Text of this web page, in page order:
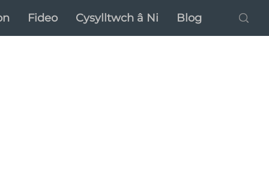
Fideo Cysylltwch â Ni Blog